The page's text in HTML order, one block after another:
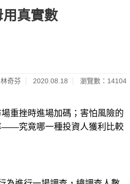
真實數
奇芬 2020.08.18 瀏覽數：14104
重挫時進場加碼；害怕風險的
究竟哪一種投資人獲利比較